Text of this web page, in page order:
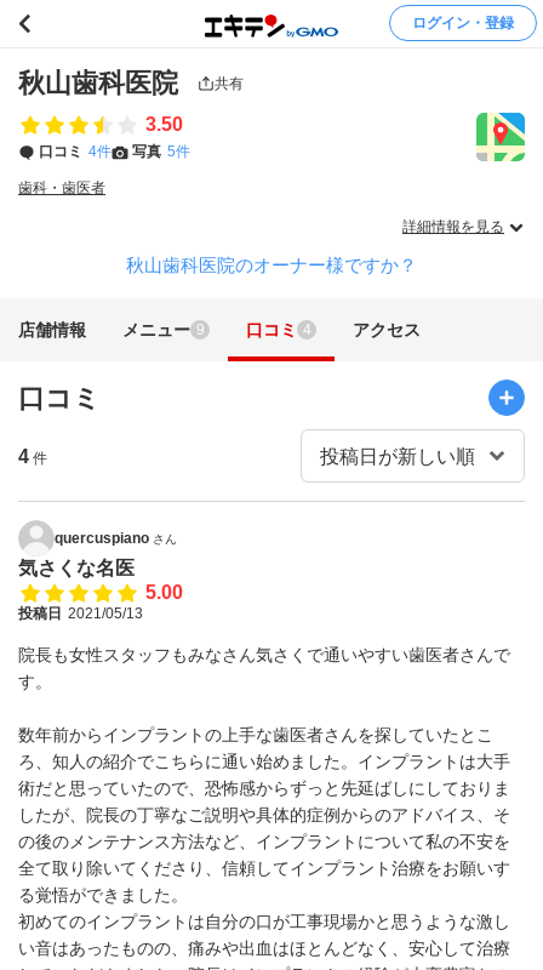
ログイン・登録
秋山歯科医院 共有
3.50
口コミ 4件 写真 5件
歯科・歯医者
詳細情報を見る
秋山歯科医院のオーナー様ですか？
店舗情報 メニュー 9 口コミ 4 アクセス
口コミ
4 件
quercuspiano さん
気さくな名医
5.00
投稿日 2021/05/13
院長も女性スタッフもみなさん気さくで通いやすい歯医者さんで
す。
数年前からインプラントの上手な歯医者さんを探していたとこ
ろ、知人の紹介でこちらに通い始めました。インプラントは大手
術だと思っていたので、恐怖感からずっと先延ばしにしておりま
したが、院長の丁寧なご説明や具体的症例からのアドバイス、そ
の後のメンテナンス方法など、インプラントについて私の不安を
全て取り除いてくださり、信頼してインプラント治療をお願いす
る覚悟ができました。
初めてのインプラントは自分の口が工事現場かと思うような激し
い音はあったものの、痛みや出血はほとんどなく、安心して治療